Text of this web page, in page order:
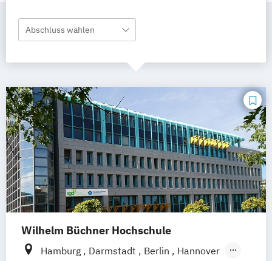
Abschluss wählen
Wilhelm Büchner Hochschule
Hamburg Darmstadt Berlin
Hannover